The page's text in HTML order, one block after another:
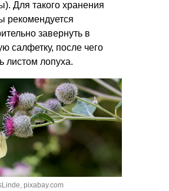
Для такого хранения
рекомендуется
завернуть в
салфетку, после чего
листом лопуха.
pixabay.com